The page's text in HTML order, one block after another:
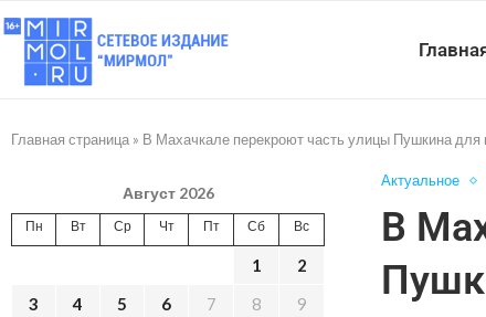
Главная страница » В Махачкале перекроют часть улицы Пушкина для
Актуальное
В
Август 2026
Пн Вт Ср Чт Пт Сб Вс
1
2
3
4 5 6 7 8
9